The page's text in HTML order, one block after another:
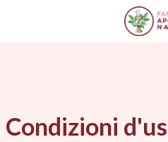
Main
Condizioni